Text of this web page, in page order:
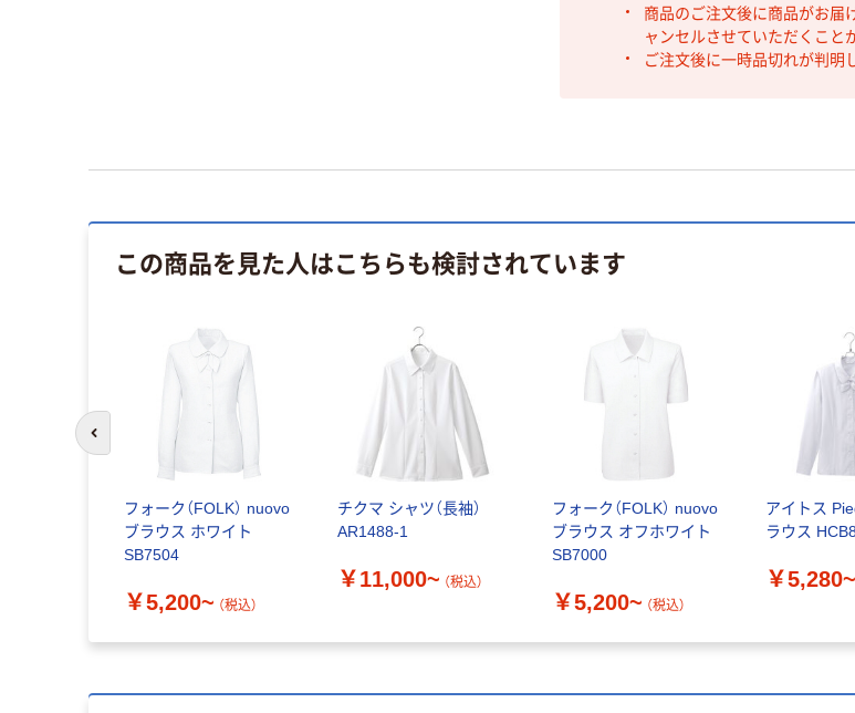
商品のご注文後に商品がお届
ャンセルさせていただくこと
ご注文後に一時品切れが判明
この商品を見た人はこちらも検討されています
フォーク（FOLK） nuovo
ブラウス ホワイト
SB7504
￥5,200~ （税込）
チクマ シャツ（長袖）
AR1488-1
￥11,000~ （税込）
フォーク（FOLK） nuovo
ブラウス オフホワイト
SB7000
￥5,200~ （税込）
アイトス
ラウス
￥5,280~
前のスライドへ